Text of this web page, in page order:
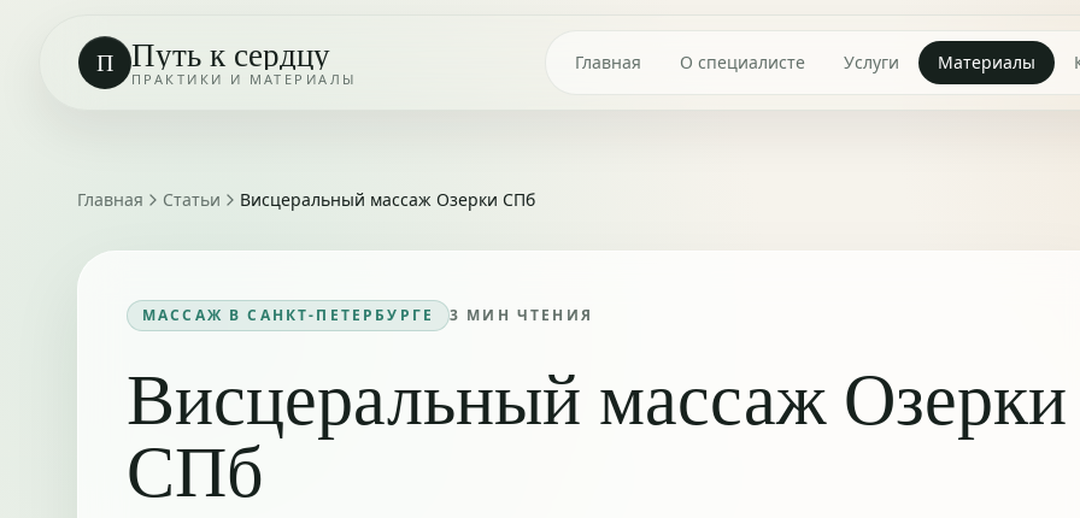
П Путь к сердцу
ПРАКТИКИ И МАТЕРИАЛЫ
Главная О специалисте Услуги Материалы
Главная Статьи Висцеральный массаж Озерки СПб
МАССАЖ В САНКТ-ПЕТЕРБУРГЕ 3 МИН ЧТЕНИЯ
Висцеральный массаж Озерки
СПб